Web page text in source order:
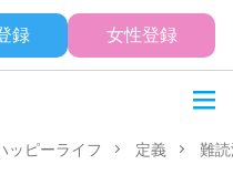
録 女性登録
ッピーライフ 定義 難